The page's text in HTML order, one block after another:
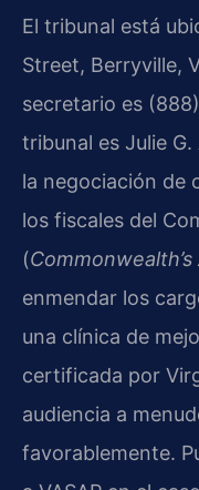
El tribunal está
Street, Berryville,
secretario es
tribunal es Julie
la negociación de
los fiscales del
(
enmendar los
una clínica de
certificada por
audiencia a
favorablemente.